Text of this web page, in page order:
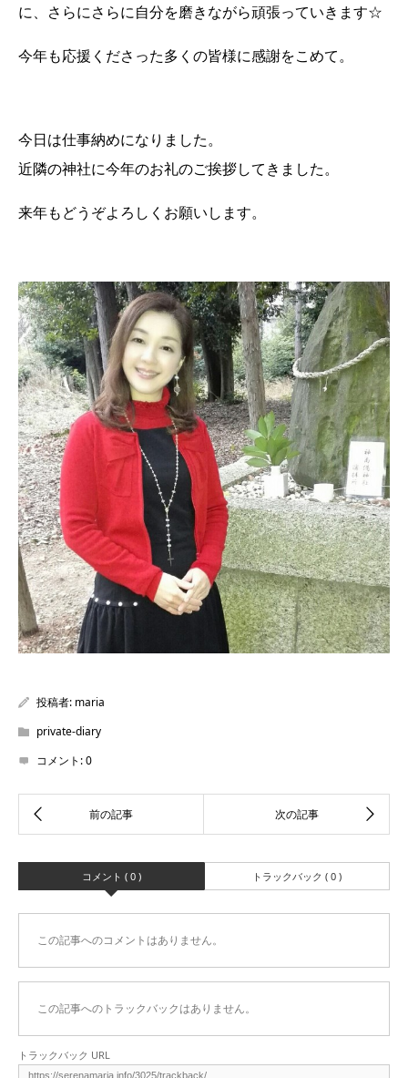
に、さらにさらに自分を磨きながら頑張っていきます☆
今年も応援くださった多くの皆様に感謝をこめて。
今日は仕事納めになりました。
近隣の神社に今年のお礼のご挨拶してきました。
来年もどうぞよろしくお願いします。
投稿者: maria
private-diary
コメント:0
コメント ( 0 ) トラックバック ( 0 )
この記事へのコメントはありません。
この記事へのトラックバックはありません。
トラックバック URL